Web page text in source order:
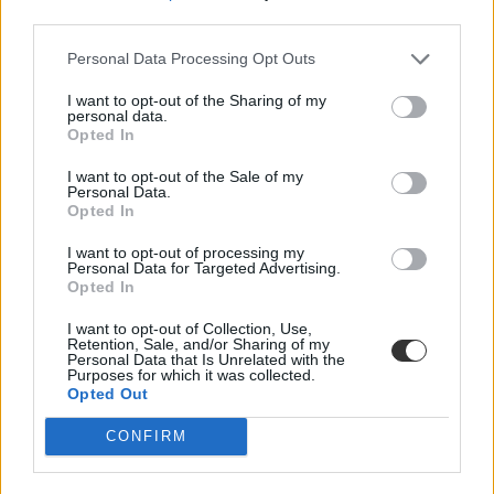
Personal Data Processing Opt Outs
I want to opt-out of the Sharing of my
personal data.
Opted In
I want to opt-out of the Sale of my
Personal Data.
Opted In
I want to opt-out of processing my
Personal Data for Targeted Advertising.
Opted In
I want to opt-out of Collection, Use,
Retention, Sale, and/or Sharing of my
Personal Data that Is Unrelated with the
Purposes for which it was collected.
Opted Out
CONFIRM
kultúra
fesztiválok 2019
EFOTT fellépők 2019